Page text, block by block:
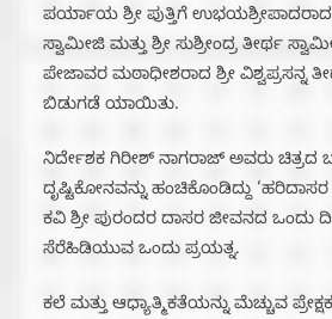
ಪರ್ಯಾಯ ಶ್ರೀ ಪುತ್ತಿಗೆ ಉಭಯಶ್ರೀಪಾದರಾದ
ಸ್ವಾಮೀಜಿ ಮತ್ತು ಶ್ರೀ ಸುಶ್ರೀಂದ್ರ ತೀರ್ಥ
ಪೇಜಾವರ ಮಠಾಧೀಶರಾದ ಶ್ರೀ ವಿಶ್ವಪ್ರಸನ್ನ
ಬಿಡುಗಡೆ ಯಾಯಿತು.
ನಿರ್ದೇಶಕ ಗಿರೀಶ್ ನಾಗರಾಜ್ ಅವರು ಚಿತ್ರದ
ದೃಷ್ಟಿಕೋನವನ್ನು ಹಂಚಿಕೊಂಡಿದ್ದು
ಕವಿ ಶ್ರೀ ಪುರಂದರ ದಾಸರ ಜೀವನದ ಒಂದು
ಸೆರೆಹಿಡಿಯುವ ಒಂದು ಪ್ರಯತ್ನ.
ಕಲೆ ಮತ್ತು ಆಧ್ಯಾತ್ಮಿಕತೆಯನ್ನು ಮೆಚ್ಚುವ